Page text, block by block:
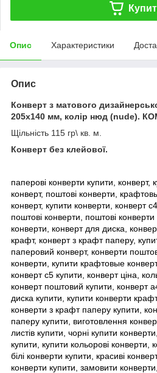
Опис Характеристики
Опис
Конверт з матового
205x140 мм, колір нюд (nude).
Щільність 115 гр\ кв. м.
Конверт без клейової.
паперові конверти купити, конверт,
конверт, поштові конверти,
конверт, купити конверти, конверт
поштові конверти, поштові конверти
конверти, конверт для диска,
крафт, конверт з крафт паперу,
паперовий конверт, конверти
конверти, купити крафтовые
конверт с5 купити, конверт ціна,
конверт поштовий купити, конверт
диска купити, купити конверти
конверти з крафт паперу купити,
паперу купити, виготовлення
листів купити, чорні купити
купити, купити кольорові конверти,
білі конверти купити, красиві
конверти купити, замовити